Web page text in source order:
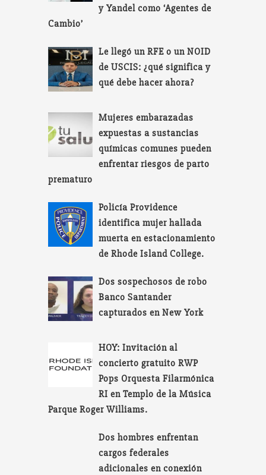
y Yandel como ‘Agentes de
Cambio’
Le llegó un RFE o un NOID
de USCIS: ¿qué significa y
qué debe hacer ahora?
Mujeres embarazadas
expuestas a sustancias
químicas comunes pueden
enfrentar riesgos de parto
prematuro
Policía Providence
identifica mujer hallada
muerta en estacionamiento
de Rhode Island College.
Dos sospechosos de robo
Banco Santander
capturados en New York
HOY: Invitación al
concierto gratuito RWP
Pops Orquesta Filarmónica
RI en Templo de la Música
Parque Roger Williams.
Dos hombres enfrentan
cargos federales
adicionales en conexión